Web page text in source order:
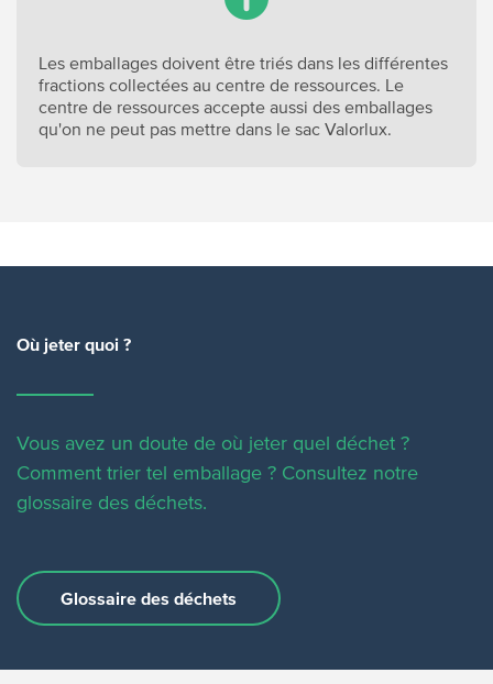
Les emballages doivent être triés dans les différentes
fractions collectées au centre de ressources. Le
centre de ressources accepte aussi des emballages
qu'on ne peut pas mettre dans le sac Valorlux.
Où jeter quoi ?
Vous avez un doute de où jeter quel déchet ?
Comment trier tel emballage ? Consultez notre
glossaire des déchets.
Glossaire des déchets